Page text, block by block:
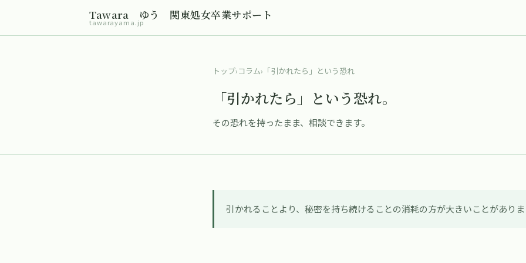
Tawara ゆう 関東処女卒業サポート
tawarayama.jp
トップ›コラム› 「引かれたら」という恐れ
「引かれたら」という恐れ。
その恐れを持ったまま、相談できます。
引かれることより、秘密を持ち続けることの消耗の方が大きいことがあり